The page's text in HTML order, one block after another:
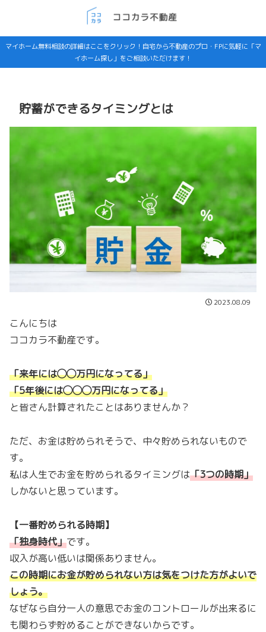
マイホーム無料相談の詳細はここをクリック！自宅から不動産のプロ・FPに気軽に「マ
イホーム探し」をご相談いただけます！
貯蓄ができるタイミングとは
2023.08.09
こんにちは
ココカラ不動産です。
「来年には◯◯万円になってる」
「5年後には◯◯◯万円になってる」
と皆さん計算されたことはありませんか？
ただ、お金は貯められそうで、中々貯められないもので
す。
私は人生でお金を貯められるタイミングは「3つの時期」
しかないと思っています。
【一番貯められる時期】
「独身時代」です。
収入が高い低いは関係ありません。
この時期にお金が貯められない方は気をつけた方がよいで
しょう。
なぜなら自分一人の意思でお金のコントロールが出来るに
も関わらず貯めることができないからです。